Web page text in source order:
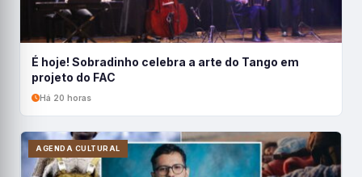
É hoje! Sobradinho celebra a arte do Tango em
projeto do FAC
Há 20 horas
AGENDA CULTURAL